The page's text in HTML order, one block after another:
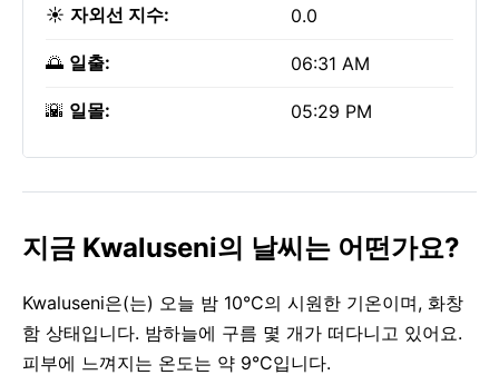
☀️ 자외선 지수: 0.0
🌅 일출: 06:31 AM
🌇 일몰: 05:29 PM
지금 Kwaluseni의 날씨는 어떤가요?
Kwaluseni은(는) 오늘 밤 10°C의 시원한 기온이며, 화창
함 상태입니다. 밤하늘에 구름 몇 개가 떠다니고 있어요.
피부에 느껴지는 온도는 약 9°C입니다.